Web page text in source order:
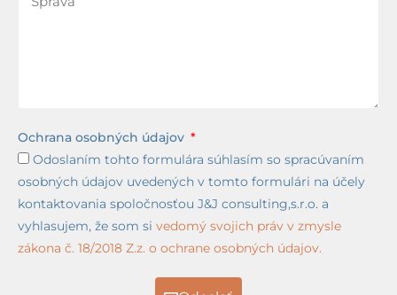
Ochrana osobných údajov
Odoslaním tohto formulára súhlasím so spracúvaním
osobných údajov uvedených v tomto formulári na účely
kontaktovania spoločnosťou J&J consulting,s.r.o. a
vyhlasujem, že som si vedomý svojich práv v zmysle
zákona č. 18/2018 Z.z. o ochrane osobných údajov.